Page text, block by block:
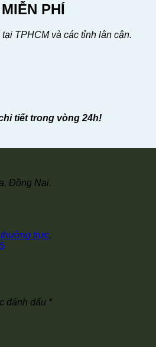
PHÍ
TPHCM và các tỉnh lân cận.
tiết trong vòng 24h!
Đồng Nai.
trực.
đánh dấu *